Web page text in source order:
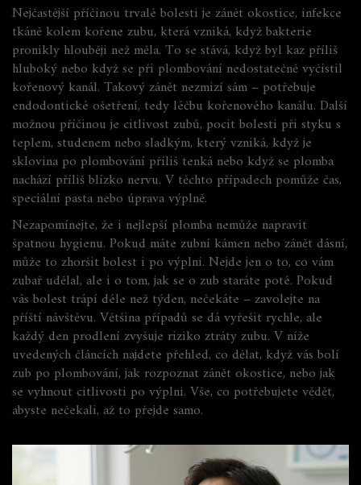
Nejčastější příčinou trvalé bolesti je zánět okostice, infekce
tkáně kolem kořene zubu, která vzniká, když bakterie
pronikly hlouběji než měla. To se stává, když byl kaz příliš
hluboký nebo když se při plombování nedostatečně vyčistil
kořenový kanál. Takový zánět nezmizí sám – potřebuje
endodontické ošetření, tedy léčbu kořenového kanálu. Další
možnou příčinou je citlivost zubů, pocit bolesti při styku s
teplem, studenem nebo sladkým, který vzniká, když je
sklovina po plombování příliš tenká nebo když se plomba
nachází příliš blízko nervu. V těchto případech pomůže čas,
speciální pasta nebo úprava výplně.
Nezapomínejte, že i nejlepší plomba nemůže napravit
špatnou hygienu. Pokud máte zubní kámen nebo zánět dásní,
může to zhoršit bolest i po výplni. Nejde jen o to, co vám
zubař udělal, ale i o tom, jak se o zub staráte poté. Pokud
vás bolest trápí déle než týden, nečekáte – zavolejte na
příští návštěvu. Většina případů se dá vyřešit rychle, ale
každý den prodlení zvyšuje riziko ztráty zubu. V níže
uvedených článcích najdete přehled, co dělat, když vás bolí
zub po plombování, jak rozpoznat zánět okostice, nebo jak
se vyhnout citlivosti po výplni. Vše, co potřebujete vědět,
abyste nečekali, až to přejde samo.